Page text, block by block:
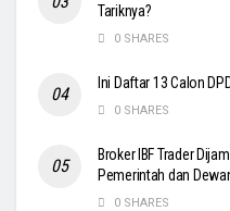
Tariknya?
0 SHARES
Ini Daftar 13 Calon
0 SHARES
Broker IBF Trader
Pemerintah dan
0 SHARES